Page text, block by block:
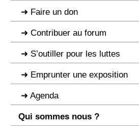
Faire un don
Contribuer au forum
S’outiller pour les luttes
Emprunter une exposition
Agenda
Qui sommes nous ?